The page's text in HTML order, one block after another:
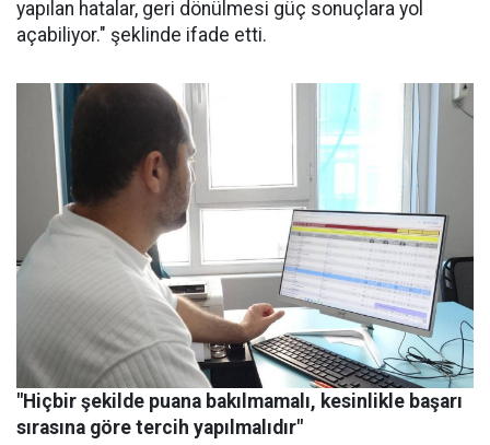
yapılan hatalar, geri dönülmesi güç sonuçlara yol
açabiliyor." şeklinde ifade etti.
"Hiçbir şekilde puana bakılmamalı, kesinlikle başarı
sırasına göre tercih yapılmalıdır"